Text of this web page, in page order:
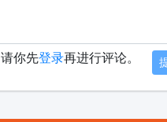
请你先登录再进行评论。